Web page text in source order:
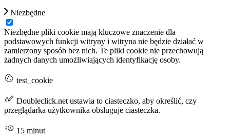
Niezbędne
Niezbędne pliki cookie mają kluczowe znaczenie dla
podstawowych funkcji witryny i witryna nie będzie działać w
zamierzony sposób bez nich. Te pliki cookie nie przechowują
żadnych danych umożliwiających identyfikację osoby.
test_cookie
Doubleclick.net ustawia to ciasteczko, aby określić, czy
przeglądarka użytkownika obsługuje ciasteczka.
15 minut